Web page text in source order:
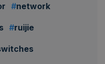
network
ruijie